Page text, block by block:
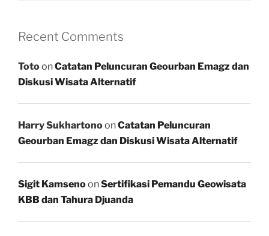
Recent Comments
TotoonCatatan Peluncuran Geourban Emagz dan
Diskusi Wisata Alternatif
Harry SukhartonoonCatatan Peluncuran
Geourban Emagz dan Diskusi Wisata Alternatif
Sigit KamsenoonSertifikasi Pemandu Geowisata
KBB dan Tahura Djuanda